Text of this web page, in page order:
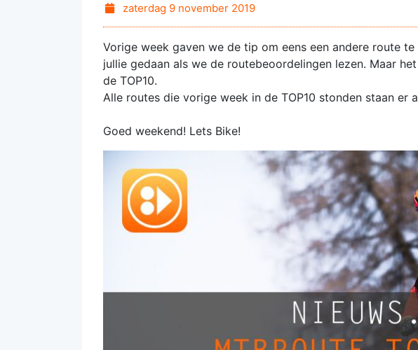
zaterdag 9 november 2019
Vorige week gaven we de tip om eens een andere route
jullie gedaan als we de routebeoordelingen lezen. Maar
de TOP10.
Alle routes die vorige week in de TOP10 stonden staan er
Goed weekend! Lets Bike!